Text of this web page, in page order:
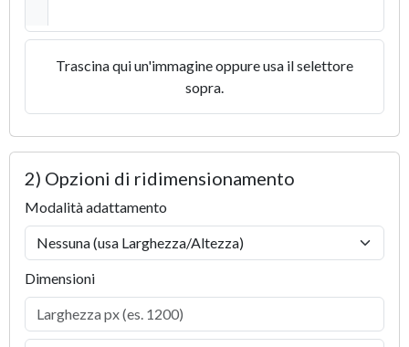
Trascina qui un'immagine oppure usa il selettore
sopra.
2) Opzioni di ridimensionamento
Modalità adattamento
Dimensioni